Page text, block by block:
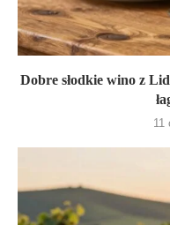
Dobre słodkie wino z
11